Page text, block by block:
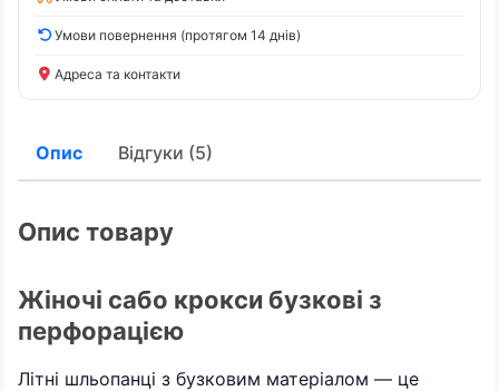
Умови повернення (протягом 14 днів)
Адреса та контакти
Опис Відгуки (5)
Опис товару
Жіночі сабо крокси бузкові з
перфорацією
Літні шльопанці з бузковим матеріалом — це